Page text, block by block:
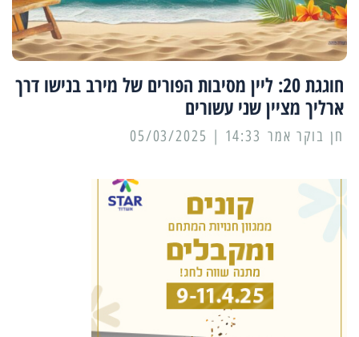
חוגגת 20: ליין מסיבות הפורים של מירב בנישו דרך
ארליך מציין שני עשורים
14:33 | 05/03/2025